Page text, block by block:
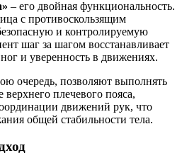
– его двойная функциональность.
с противоскользящим
и контролируемую
шаг за шагом восстанавливает
и уверенность в движениях.
очередь, позволяют выполнять
плечевого пояса,
движений рук, что
общей стабильности тела.